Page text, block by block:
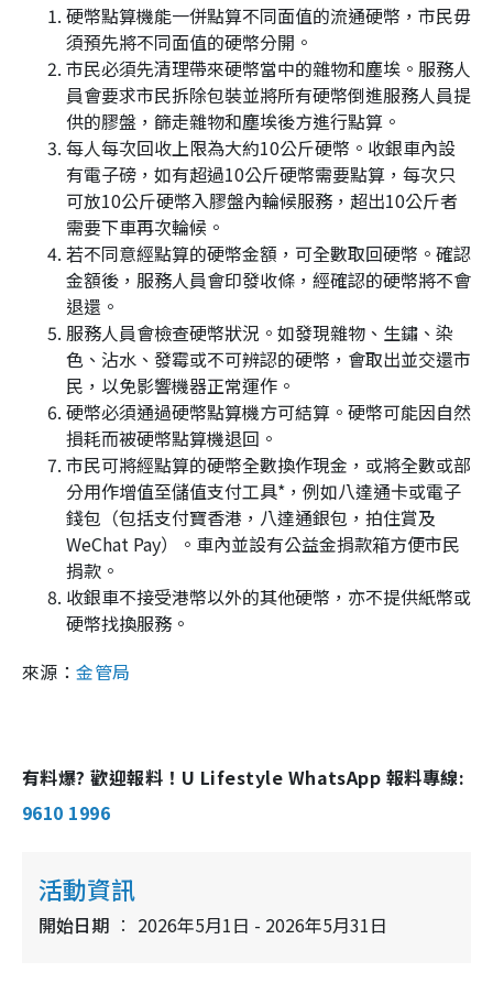
硬幣點算機能一併點算不同面值的流通硬幣，市民毋
須預先將不同面值的硬幣分開。
市民必須先清理帶來硬幣當中的雜物和塵埃。服務人
員會要求市民拆除包裝並將所有硬幣倒進服務人員提
供的膠盤，篩走雜物和塵埃後方進行點算。
每人每次回收上限為大約10公斤硬幣。收銀車內設
有電子磅，如有超過10公斤硬幣需要點算，每次只
可放10公斤硬幣入膠盤內輪候服務，超出10公斤者
需要下車再次輪候。
若不同意經點算的硬幣金額，可全數取回硬幣。確認
金額後，服務人員會印發收條，經確認的硬幣將不會
退還。
服務人員會檢查硬幣狀況。如發現雜物、生鏽、染
色、沾水、發霉或不可辨認的硬幣，會取出並交還市
民，以免影響機器正常運作。
硬幣必須通過硬幣點算機方可結算。硬幣可能因自然
損耗而被硬幣點算機退回。
市民可將經點算的硬幣全數換作現金，或將全數或部
分用作增值至儲值支付工具*，例如八達通卡或電子
錢包（包括支付寶香港，八達通銀包，拍住賞及
WeChat Pay）。車內並設有公益金捐款箱方便市民
捐款。
收銀車不接受港幣以外的其他硬幣，亦不提供紙幣或
硬幣找換服務。
來源：金管局
有料爆? 歡迎報料！U Lifestyle WhatsApp 報料專線:
9610 1996
活動資訊
開始日期 2026年5月1日 - 2026年5月31日